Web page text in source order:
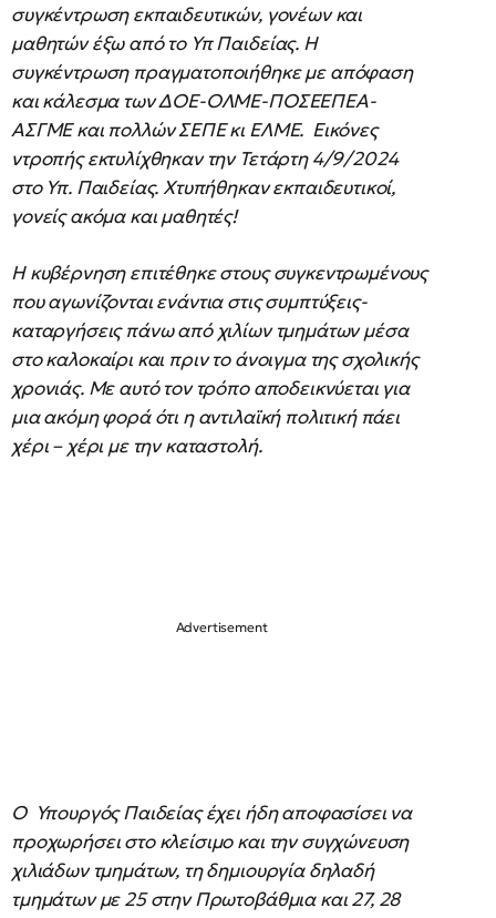
συγκέντρωση εκπαιδευτικών, γονέων και
μαθητών έξω από το Υπ Παιδείας. Η
συγκέντρωση πραγματοποιήθηκε με απόφαση
και κάλεσμα των ΔΟΕ-ΟΛΜΕ-ΠΟΣΕΕΠΕΑ-
ΑΣΓΜΕ και πολλών ΣΕΠΕ κι ΕΛΜΕ. Εικόνες
ντροπής εκτυλίχθηκαν την Τετάρτη 4/9/2024
στο Υπ. Παιδείας. Χτυπήθηκαν εκπαιδευτικοί,
γονείς ακόμα και μαθητές!
Η κυβέρνηση επιτέθηκε στους συγκεντρωμένους
που αγωνίζονται ενάντια στις συμπτύξεις-
καταργήσεις πάνω από χιλίων τμημάτων μέσα
στο καλοκαίρι και πριν το άνοιγμα της σχολικής
χρονιάς. Με αυτό τον τρόπο αποδεικνύεται για
μια ακόμη φορά ότι η αντιλαϊκή πολιτική πάει
χέρι – χέρι με την καταστολή.
Ο Υπουργός Παιδείας έχει ήδη αποφασίσει να
προχωρήσει στο κλείσιμο και την συγχώνευση
χιλιάδων τμημάτων, τη δημιουργία δηλαδή
τμημάτων με 25 στην Πρωτοβάθμια και 27, 28